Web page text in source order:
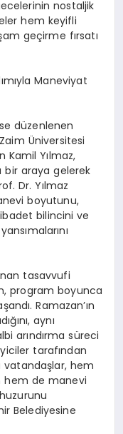
nostaljik
hem keyifli
geçirme fırsatı
Maneviyat
düzenlenen
Üniversitesi
Kamil Yılmaz,
bir araya gelerek
Dr. Yılmaz
boyutunu,
bilincini ve
tasavvufi
program boyunca
Ramazan’ın
aynı
arındırma süreci
tarafından
vatandaşlar, hem
hem de manevi
Belediyesine